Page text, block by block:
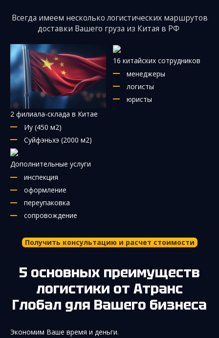
Всегда имеем несколько логистических маршрутов
доставки Вашего груза из Китая в РФ
2 филиала-склада в Китае
Иу (450 м2)
Суйфэньхэ (2000 м2)
16 китайских сотрудников
менеджеры
логисты
юристы
Дополнительные услуги
инспекция
оформление
переупаковка
сопровождение
Получить консультацию и расчет стоимости
5 основных преимуществ
логистики от Атранс
Глобал для Вашего бизнеса
Экономим Ваше время и деньги.